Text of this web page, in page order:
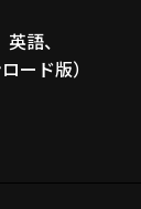
語、
ード版）